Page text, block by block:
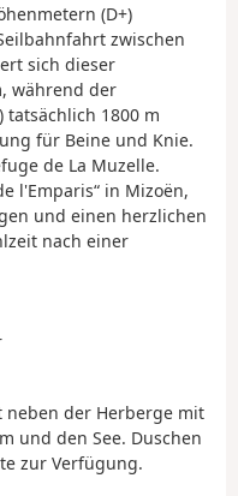
(D+)
zwischen
sich dieser
während der
tatsächlich 1800 m
für Beine und Knie.
de La Muzelle.
l'Emparis“ in Mizoën,
und einen herzlichen
nach einer
neben der Herberge mit
und den See. Duschen
zur Verfügung.